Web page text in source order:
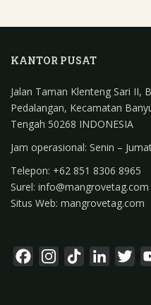
KANTOR PUSAT
Jalan Taman Klenteng Sari II,
Pedalangan, Kecamatan
Tengah 50268 INDONESIA
Jam operasional: Senin –
Telepon: +62 851 8306 8965
Surel: info@mangrovetag.com
Situs Web: mangrovetag.com